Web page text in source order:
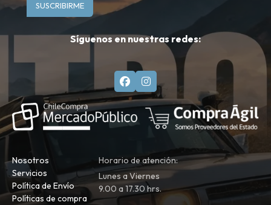
SUSCRIBIRME
Síguenos en nuestras redes:
Nosotros
Servicios
Política de Envío
Políticas de compra
Horario de atención:
Lunes a Viernes
9.00 a 17.30 hrs.